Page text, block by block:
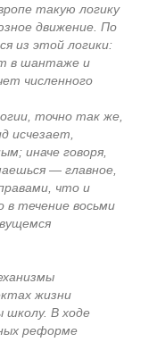
такую логику
движение. По
из этой логики:
в шантаже и
численного
точно так же,
исчезает,
иначе говоря,
— главное,
что и
течение восьми
жизни
В ходе
реформе